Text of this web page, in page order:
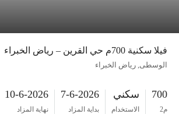
فيلا سكنية 700م حي القرين – رياض الخبراء
الوسطى, رياض الخبراء
700 سكني
الاستخدام
7-6-2026
بداية المزاد
10-6-2026
نهاية المزاد